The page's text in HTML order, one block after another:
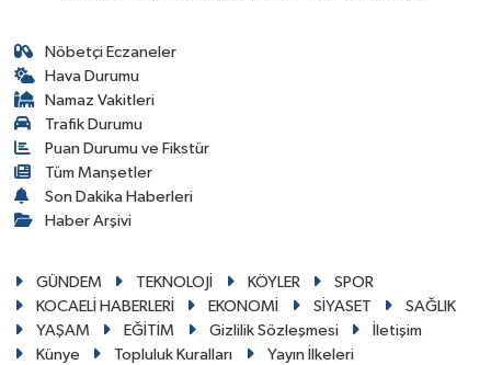
Nöbetçi Eczaneler
Hava Durumu
Namaz Vakitleri
Trafik Durumu
Puan Durumu ve Fikstür
Tüm Manşetler
Son Dakika Haberleri
Haber Arşivi
GÜNDEM TEKNOLOJİ KÖYLER
SPOR
KOCAELİ HABERLERİ
EKONOMİ SİYASET
SAĞLIK
YAŞAM
EĞİTİM Gizlilik Sözleşmesi
İletişim
Künye
Topluluk Kuralları Yayın İlkeleri